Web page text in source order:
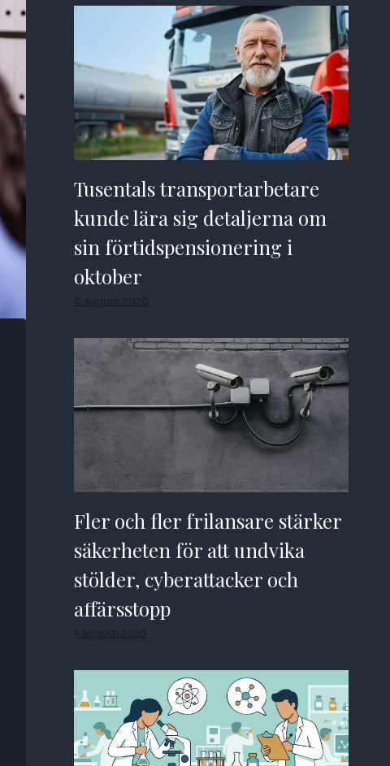
Tusentals transportarbetare
kunde lära sig detaljerna om
sin förtidspensionering i
oktober
6 augusti 2026
Fler och fler frilansare stärker
säkerheten för att undvika
stölder, cyberattacker och
affärsstopp
5 augusti 2026